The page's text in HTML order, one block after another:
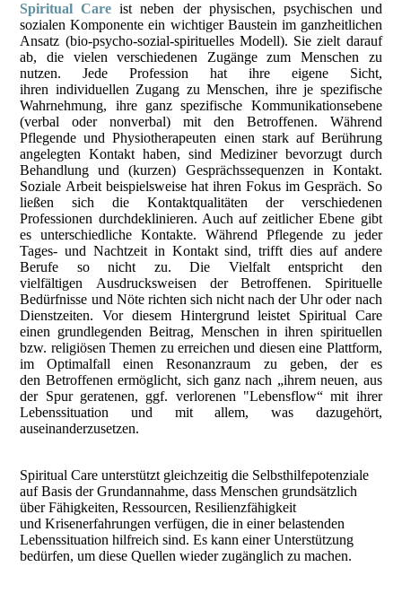
Spiritual Careist neben der physischen, psychischen und
sozialen Komponente ein wichtiger Baustein im ganzheitlichen
Ansatz (bio-psycho-sozial-spirituelles Modell). Sie zielt darauf
ab, die vielen verschiedenen Zugänge zum Menschen zu
nutzen. Jede Profession hat ihre eigene Sicht,
ihren individuellen Zugang zu Menschen, ihre je spezifische
Wahrnehmung, ihre ganz spezifische Kommunikationsebene
(verbal oder nonverbal) mit den Betroffenen. Während
Pflegende und Physiotherapeuten einen stark auf Berührung
angelegten Kontakt haben, sind Mediziner bevorzugt durch
Behandlung und (kurzen) Gesprächssequenzen in Kontakt.
Soziale Arbeit beispielsweise hat ihren Fokus im Gespräch. So
ließen sich die Kontaktqualitäten der verschiedenen
Professionen durchdeklinieren. Auch auf zeitlicher Ebene gibt
es unterschiedliche Kontakte. Während Pflegende zu jeder
Tages- und Nachtzeit in Kontakt sind, trifft dies auf andere
Berufe so nicht zu. Die Vielfalt entspricht den
vielfältigen Ausdrucksweisen der Betroffenen. Spirituelle
Bedürfnisse und Nöte richten sich nicht nach der Uhr oder nach
Dienstzeiten. Vor diesem Hintergrund leistet Spiritual Care
einen grundlegenden Beitrag, Menschen in ihren spirituellen
bzw. religiösen Themen zu erreichen und diesen eine Plattform,
im Optimalfall einen Resonanzraum zu geben, der es
den Betroffenen ermöglicht, sich ganz nach „ihrem neuen, aus
der Spur geratenen, ggf. verlorenen "Lebensflow“ mit ihrer
Lebenssituation und mit allem, was dazugehört,
auseinanderzusetzen.
Spiritual Care unterstützt gleichzeitig die Selbsthilfepotenziale
auf Basis der Grundannahme, dass Menschen grundsätzlich
über Fähigkeiten, Ressourcen, Resilienzfähigkeit
und Krisenerfahrungen verfügen, die in einer belastenden
Lebenssituation hilfreich sind. Es kann einer Unterstützung
bedürfen, um diese Quellen wieder zugänglich zu machen.